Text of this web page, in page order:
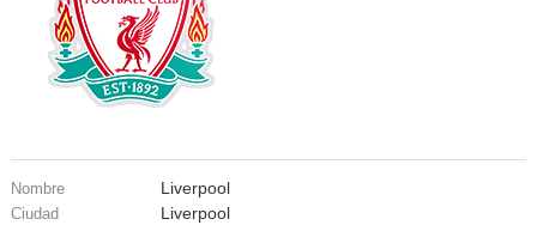
Nombre Liverpool
Ciudad Liverpool